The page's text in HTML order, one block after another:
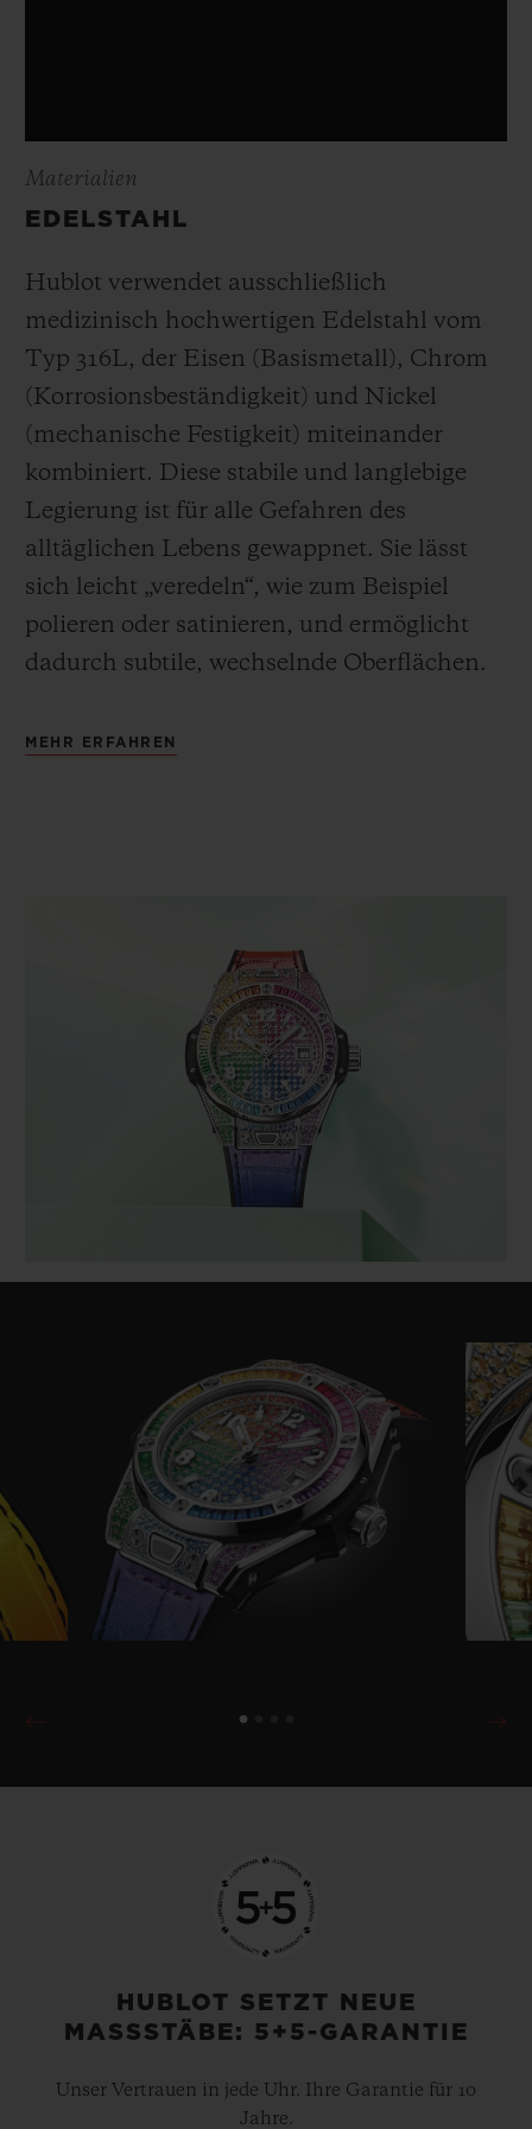
Materialien
EDELSTAHL
Hublot verwendet ausschließlich
medizinisch hochwertigen Edelstahl vom
Typ 316L, der Eisen (Basismetall), Chrom
(Korrosionsbeständigkeit) und Nickel
(mechanische Festigkeit) miteinander
kombiniert. Diese stabile und langlebige
Legierung ist für alle Gefahren des
alltäglichen Lebens gewappnet. Sie lässt
sich leicht „veredeln“, wie zum Beispiel
polieren oder satinieren, und ermöglicht
dadurch subtile, wechselnde Oberflächen.
MEHR ERFAHREN
HUBLOT SETZT NEUE
MASSSTÄBE: 5+5-GARANTIE
Unser Vertrauen in jede Uhr. Ihre Garantie für 10
Jahre.